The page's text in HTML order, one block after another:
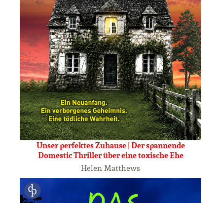
Unser perfektes Zuhause | Der spannende
Domestic Thriller über eine toxische Ehe
Helen Matthews